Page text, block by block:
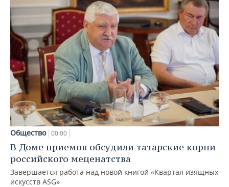
Общество 00:00
В Доме приемов обсудили татарские корни
российского меценатства
Завершается работа над новой книгой «Квартал изящных
искусств ASG»